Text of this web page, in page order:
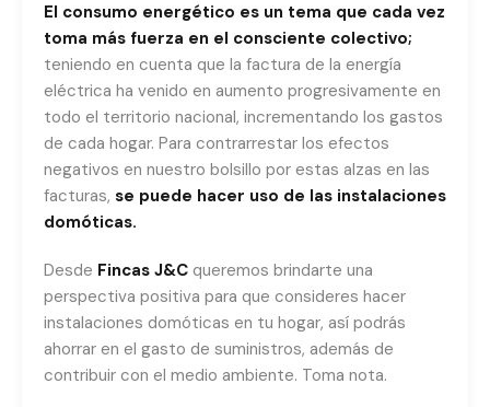
El consumo energético es un tema que cada vez
toma más fuerza en el consciente colectivo;
teniendo en cuenta que la factura de la energía
eléctrica ha venido en aumento progresivamente en
todo el territorio nacional, incrementando los gastos
de cada hogar. Para contrarrestar los efectos
negativos en nuestro bolsillo por estas alzas en las
facturas, se puede hacer uso de las instalaciones
domóticas.
Desde Fincas J&C queremos brindarte una
perspectiva positiva para que consideres hacer
instalaciones domóticas en tu hogar, así podrás
ahorrar en el gasto de suministros, además de
contribuir con el medio ambiente. Toma nota.